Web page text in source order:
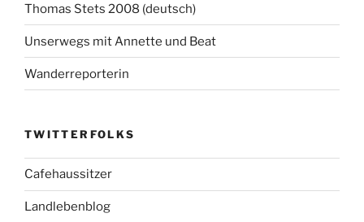
Thomas Stets 2008 (deutsch)
Unserwegs mit Annette und Beat
Wanderreporterin
TWITTERFOLKS
Cafehaussitzer
Landlebenblog